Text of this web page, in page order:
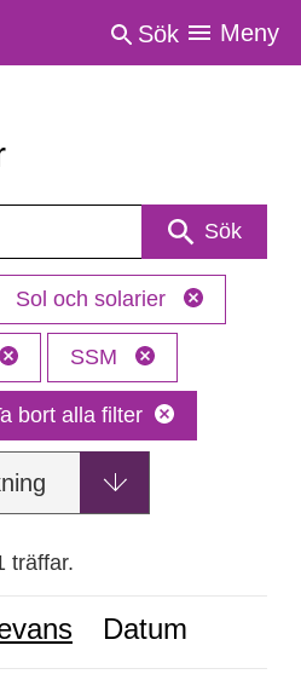
Sök Meny
Sök
Sol och solarier
SSM
bort alla filter
träffar.
Datum